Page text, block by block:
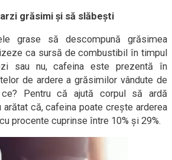
grăsimi și să slăbești
grase să descompună grăsimea
ca sursă de combustibil în timpul
sau nu, cafeina este prezentă în
de ardere a grăsimilor vândute de
Pentru că ajută corpul să ardă
că, cafeina poate crește arderea
procente cuprinse între 10% și 29%.